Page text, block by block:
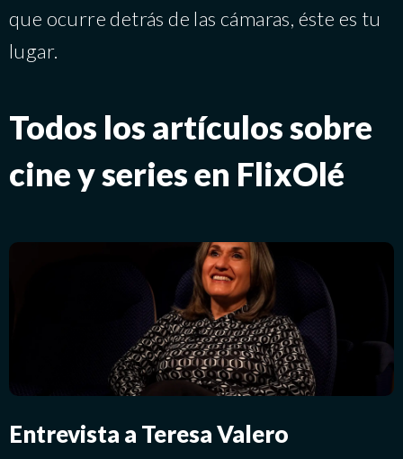
que ocurre detrás de las cámaras, éste es tu
lugar.
Todos los artículos sobre
cine y series en FlixOlé
Entrevista a Teresa Valero